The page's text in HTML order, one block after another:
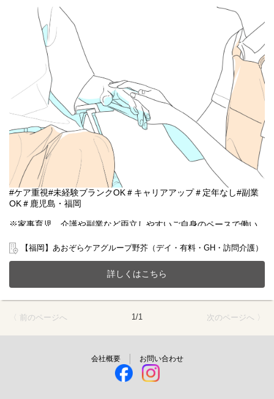
#ケア重視#未経験ブランクOK＃キャリアアップ＃定年なし#副業
OK＃鹿児島・福岡
※家事育児、介護や副業など両立しやすいご自身のペースで働い
福岡市早良区に新しく手厚い看護介護体制を構築した全63床の共
20～70代まで幅広い年齢層の方が活躍中です。
今までのご経験やスキルを当社で発揮して頂ける方を募集してい
ます。
【仕事内容】サービス管理責任者業務全般
●医療機関や行政など関係機関との連携
【福岡】あおぞらケアグループ野芥（デイ・有料・GH・訪問介護）
詳しくはこちら
〈 前のページへ 1/1 次のページへ 〉
会社概要 お問い合わせ